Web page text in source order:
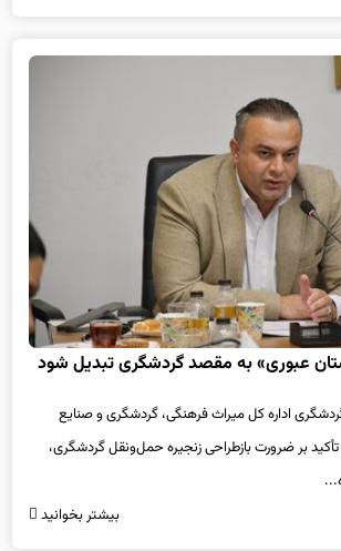
عبوری» به مقصد گردشگری تبدیل شود
اداره کل میراث فرهنگی، گردشگری و صنایع
بر ضرورت بازطراحی زنجیره حمل‌ونقل گردشگری،
بیشتر بخوانید